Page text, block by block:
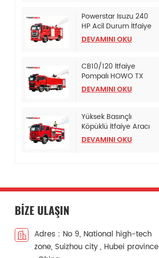
Powerstar Isuzu 240
HP Acil Durum İtfaiye
Pompa Aracı
DEVAMINI OKU
CB10/120 İtfaiye
Pompalı HOWO TX
İtfaiye Aracı
DEVAMINI OKU
Yüksek Basınçlı
Köpüklü İtfaiye Aracı
HOWO
DEVAMINI OKU
BIZE ULAŞIN
Adres : No 9, National high-tech
zone, Suizhou city , Hubei province